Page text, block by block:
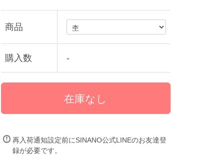
商品
購入数 -
再入荷通知設定前にSINANO公式LINEのお友達登
録が必要です。